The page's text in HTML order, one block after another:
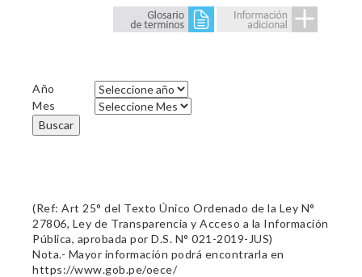
Año
Mes
Buscar
(Ref: Art 25° del Texto Único Ordenado de la Ley N°
27806, Ley de Transparencia y Acceso a la Información
Pública, aprobada por D.S. N° 021-2019-JUS)
Nota.- Mayor información podrá encontrarla en
https://www.gob.pe/oece/